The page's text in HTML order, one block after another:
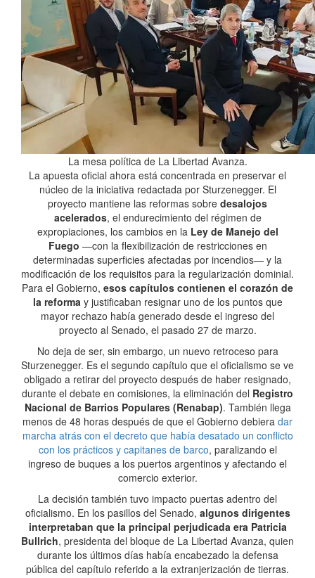
La mesa política de La Libertad Avanza.
La apuesta oficial ahora está concentrada en preservar el
núcleo de la iniciativa redactada por Sturzenegger. El
proyecto mantiene las reformas sobre desalojos
acelerados, el endurecimiento del régimen de
expropiaciones, los cambios en laLey de Manejo del
Fuego —con la flexibilización de restricciones en
determinadas superficies afectadas por incendios— y la
modificación de los requisitos para la regularización dominial.
Para el Gobierno, esos capítulos contienen el corazón de
la reforma y justificaban resignar uno de los puntos que
mayor rechazo había generado desde el ingreso del
proyecto al Senado, el pasado 27 de marzo.
No deja de ser, sin embargo, un nuevo retroceso para
Sturzenegger. Es el segundo capítulo que el oficialismo se ve
obligado a retirar del proyecto después de haber resignado,
durante el debate en comisiones, la eliminación del Registro
Nacional de Barrios Populares (Renabap). También llega
menos de 48 horas después de que el Gobierno debiera dar
marcha atrás con el decreto que había desatado un conflicto
con los prácticos y capitanes de barco, paralizando el
ingreso de buques a los puertos argentinos y afectando el
comercio exterior.
La decisión también tuvo impacto puertas adentro del
oficialismo. En los pasillos del Senado, algunos dirigentes
interpretaban que la principal perjudicada era Patricia
Bullrich, presidenta del bloque de La Libertad Avanza, quien
durante los últimos días había encabezado la defensa
pública del capítulo referido a la extranjerización de tierras.